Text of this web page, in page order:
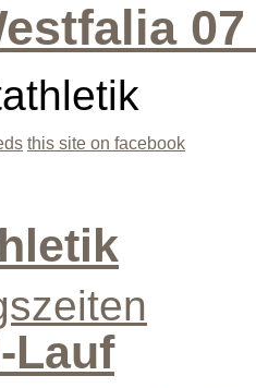
this site on facebook
Lauf